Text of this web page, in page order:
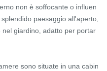
non è soffocante o influen
paesaggio all'aperto,
giardino, adatto per portar
sono situate in una cabin